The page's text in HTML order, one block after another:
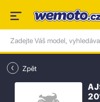
Zpět